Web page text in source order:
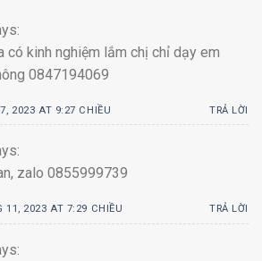
có kinh nghiệm lắm chị chỉ dạy em
0847194069
2023 AT 9:27 CHIỀU TRẢ LỜI
zalo 0855999739
11, 2023 AT 7:29 CHIỀU TRẢ LỜI